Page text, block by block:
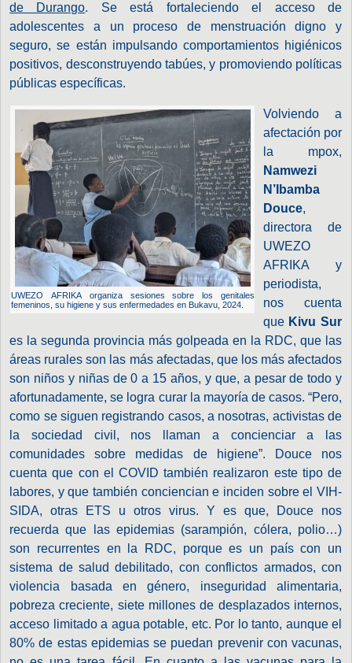
de Durango. Se está fortaleciendo el acceso de
adolescentes a un proceso de menstruación digno y
seguro, se están impulsando comportamientos higiénicos
positivos, desconstruyendo tabúes, y promoviendo políticas
públicas específicas.
UWEZO AFRIKA organiza sesiones sobre los genitales
femeninos, su higiene y sus enfermedades en Bukavu, 2024.
Volviendo a
afectación por
la mpox,
Namwezi
N’Ibamba
Douce,
directora de
UWEZO
AFRIKA y
periodista,
nos cuenta
que Kivu Sur
es la segunda provincia más golpeada en la RDC, que las
áreas rurales son las más afectadas, que los más afectados
son niños y niñas de 0 a 15 años, y que, a pesar de todo y
afortunadamente, se logra curar la mayoría de casos. “Pero,
como se siguen registrando casos, a nosotras, activistas de
la sociedad civil, nos llaman a concienciar a las
comunidades sobre medidas de higiene”. Douce nos
cuenta que con el COVID también realizaron este tipo de
labores, y que también conciencian e inciden sobre el VIH-
SIDA, otras ETS u otros virus. Y es que, Douce nos
recuerda que las epidemias (sarampión, cólera, polio…)
son recurrentes en la RDC, porque es un país con un
sistema de salud debilitado, con conflictos armados, con
violencia basada en género, inseguridad alimentaria,
pobreza creciente, siete millones de desplazados internos,
acceso limitado a agua potable, etc. Por lo tanto, aunque el
80% de estas epidemias se puedan prevenir con vacunas,